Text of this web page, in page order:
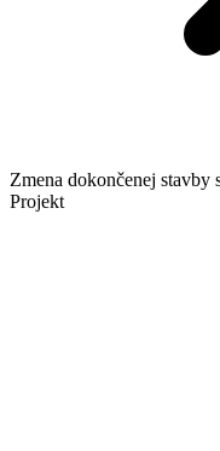
Zmena dokončenej
Projekt